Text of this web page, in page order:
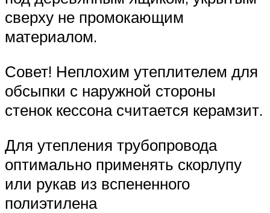
сверху не промокающим
материалом.
Совет! Неплохим утеплителем для
обсыпки с наружной стороны
стенок кессона считается керамзит.
Для утепления трубопровода
оптимально применять скорлупу
или рукав из вспененного
полиэтилена